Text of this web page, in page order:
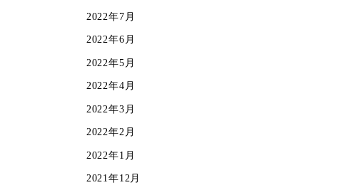
2022年7月
2022年6月
2022年5月
2022年4月
2022年3月
2022年2月
2022年1月
2021年12月